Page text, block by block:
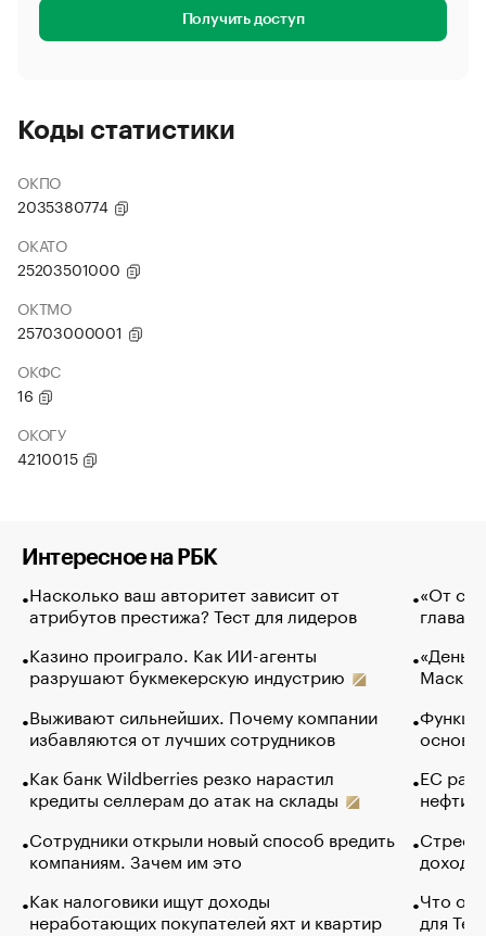
Получить доступ
Коды статистики
ОКПО
2035380774
ОКАТО
25203501000
ОКТМО
25703000001
ОКФС
16
ОКОГУ
4210015
Интересное на РБК
Насколько ваш авторитет зависит от
атрибутов престижа? Тест для лидеров
Казино проиграло. Как ИИ-агенты
разрушают букмекерскую индустрию
Выживают сильнейших. Почему компании
избавляются от лучших сотрудников
Как банк Wildberries резко нарастил
кредиты селлерам до атак на склады
Сотрудники открыли новый способ вредить
компаниям. Зачем им это
Как налоговики ищут доходы
неработающих покупателей яхт и квартир
«От
глава
Маск в
основ
ЕС
нефти
Что
для